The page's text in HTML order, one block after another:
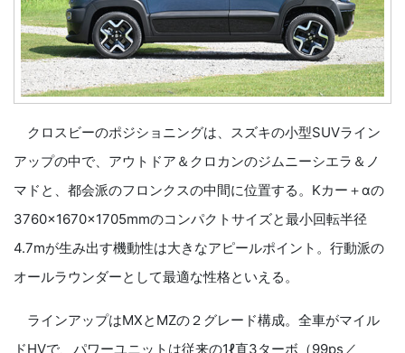
クロスビーのポジショニングは、スズキの小型SUVライン
アップの中で、アウトドア＆クロカンのジムニーシエラ＆ノ
マドと、都会派のフロンクスの中間に位置する。Kカー＋αの
3760×1670×1705mmのコンパクトサイズと最小回転半径
4.7mが生み出す機動性は大きなアピールポイント。行動派の
オールラウンダーとして最適な性格といえる。
ラインアップはMXとMZの２グレード構成。全車がマイル
ドHVで、パワーユニットは従来の1ℓ直3ターボ（99ps／